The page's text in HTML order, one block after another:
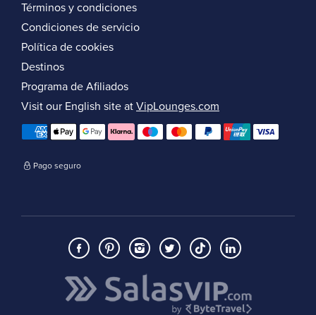
Términos y condiciones
Condiciones de servicio
Política de cookies
Destinos
Programa de Afiliados
Visit our English site at VipLounges.com
Pago seguro